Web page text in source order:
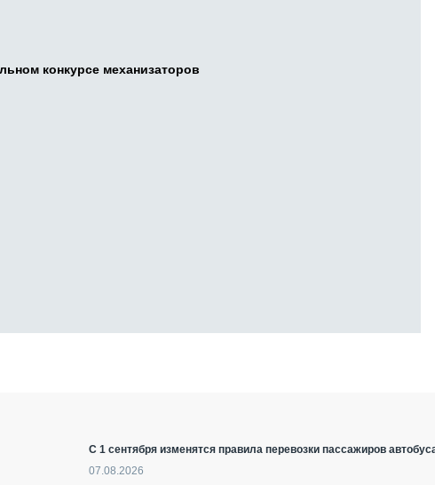
конкурсе механизаторов
С 1 сентября изменятся правила перевозки пассажиров
07.08.2026